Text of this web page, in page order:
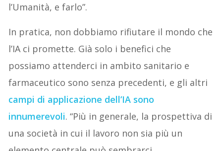
l’Umanità, e farlo”.
In pratica, non dobbiamo rifiutare il mondo che
l’IA ci promette. Già solo i benefici che
possiamo attenderci in ambito sanitario e
farmaceutico sono senza precedenti, e gli altri
campi di applicazione dell’IA sono
innumerevoli. “Più in generale, la prospettiva di
una società in cui il lavoro non sia più un